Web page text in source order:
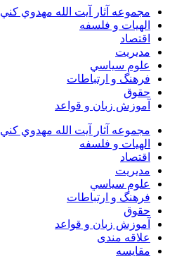
مجموعه آثار آيت الله مهدوي كني
الهیات و فلسفه
اقتصاد
مديريت
علوم سياسي
فرهنگ و ارتباطات
حقوق
آموزش زبان و قواعد
مجموعه آثار آيت الله مهدوي كني
الهیات و فلسفه
اقتصاد
مديريت
علوم سياسي
فرهنگ و ارتباطات
حقوق
آموزش زبان و قواعد
علاقه مندی
مقایسه